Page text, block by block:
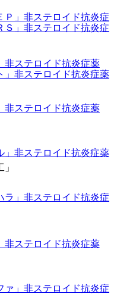
」 非ステロイド抗炎症
非ステロイド抗炎症薬
」 非ステロイド抗炎症
非ステロイド抗炎症薬
非ステロイド抗炎症薬
非ステロイド抗炎症薬
」 非ステロイド抗炎症
非ステロイド抗炎症薬
」 非ステロイド抗炎症